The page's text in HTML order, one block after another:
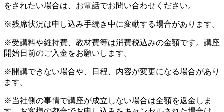
をされたい場合は、お電話でお問い合わせください。
※残席状況は申し込み手続き中に変動する場合があります。
※受講料や維持費、教材費等は消費税込みの金額です。講座
開始日前のご入金をお願いします。
※開講できない場合や、日程、内容が変更になる場合があり
ます。
※当社側の事情で講座が成立しない場合は全額を返金しま